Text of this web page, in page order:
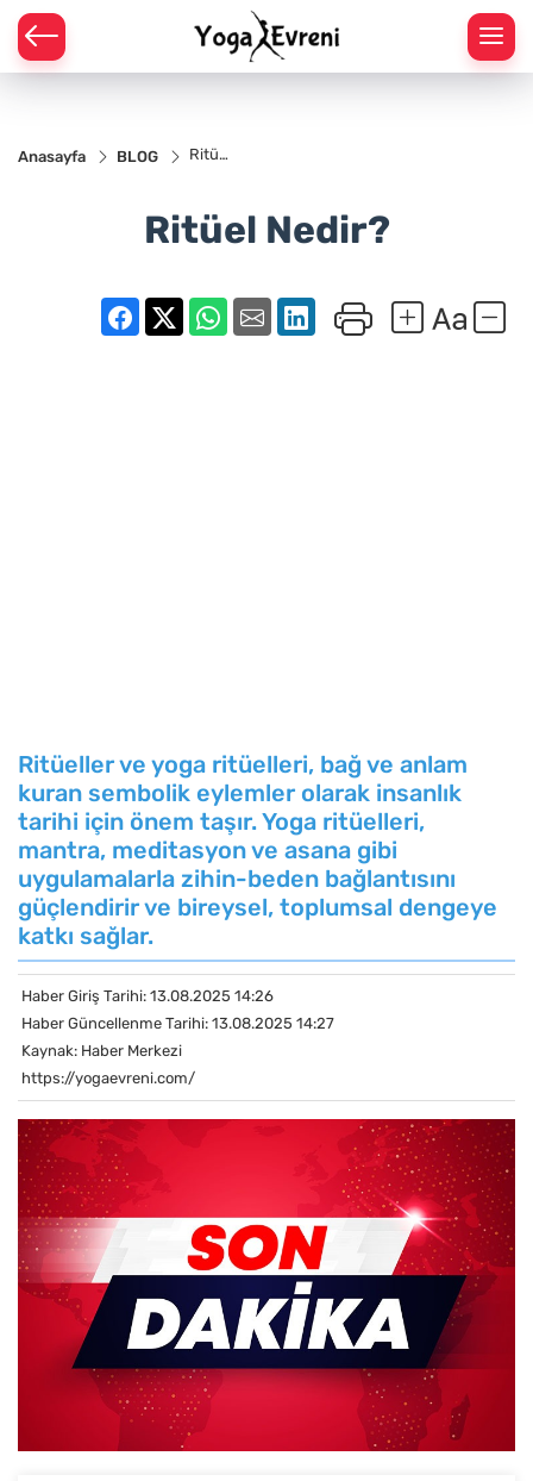
POZLARI
Anasayfa BLOG
Ritüel
Ritüel Nedir?
Ritüeller ve yoga ritüelleri, bağ ve anlam
kuran sembolik eylemler olarak insanlık
tarihi için önem taşır. Yoga ritüelleri,
mantra, meditasyon ve asana gibi
uygulamalarla zihin-beden bağlantısını
güçlendirir ve bireysel, toplumsal dengeye
katkı sağlar.
Haber Giriş Tarihi: 13.08.2025 14:26
Haber Güncellenme Tarihi: 13.08.2025 14:27
Kaynak: Haber Merkezi
https://yogaevreni.com/